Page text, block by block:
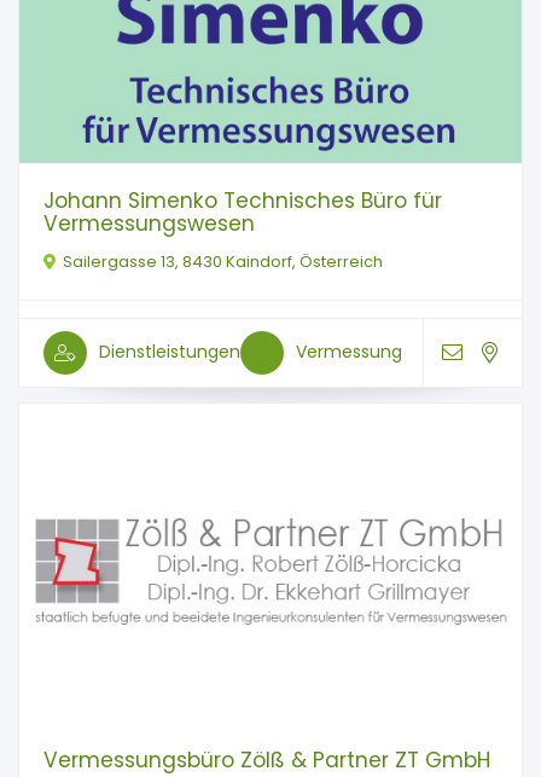
Johann Simenko Technisches Büro für
Vermessungswesen
Sailergasse 13, 8430 Kaindorf, Österreich
Dienstleistungen Vermessung
Vermessungsbüro Zölß & Partner ZT GmbH